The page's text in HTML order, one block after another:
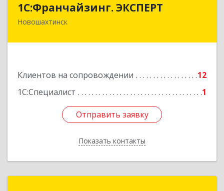
1С:Франчайзинг. ЭКСПЕРТ
Новошахтинск
Клиентов на сопровождении
12
1С:Специалист
1
Отправить заявку
Показать контакты
346901, Ростовская обл, Новошахтинск г,
Отправить заявку
Назад